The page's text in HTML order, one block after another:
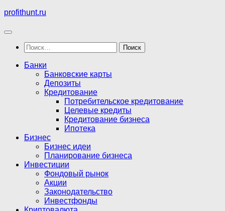
Перейти
содержимому
profithunt.ru
Найти:
Банки
Банковские карты
Депозиты
Кредитование
Потребительское кредитование
Целевые кредиты
Кредитование бизнеса
Ипотека
Бизнес
Бизнес идеи
Планирование бизнеса
Инвестиции
Фондовый рынок
Акции
Законодательство
Инвестфонды